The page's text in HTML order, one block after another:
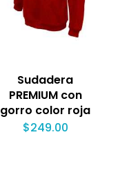
Sudadera
PREMIUM con
gorro color roja
$249.00